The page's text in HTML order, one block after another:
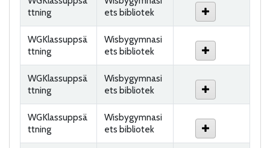
ttning
ets bibliotek
WGKlassuppsä
ttning
Wisbygymnasi
ets bibliotek
WGKlassuppsä
ttning
Wisbygymnasi
ets bibliotek
WGKlassuppsä
ttning
Wisbygymnasi
ets bibliotek